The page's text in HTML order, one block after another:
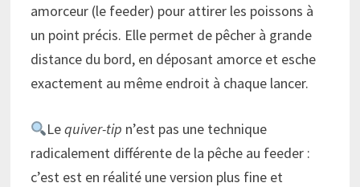
amorceur (le feeder) pour attirer les poissons à
un point précis. Elle permet de pêcher à grande
distance du bord, en déposant amorce et esche
exactement au même endroit à chaque lancer.
Lequiver-tip n’est pas une technique
radicalement différente de la pêche au feeder :
c’est est en réalité une version plus fine et